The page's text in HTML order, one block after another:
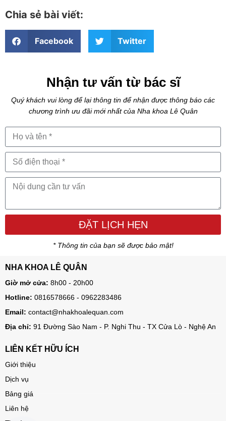
Chia sẻ bài viết:
Facebook Twitter
Nhận tư vấn từ bác sĩ
Quý khách vui lòng để lại thông tin để nhận được thông báo các
chương trình ưu đãi mới nhất của Nha khoa Lê Quân
ĐẶT LỊCH HẸN
* Thông tin của bạn sẽ được bảo mật!
NHA KHOA LÊ QUÂN
Giờ mở cửa: 8h00 - 20h00
Hotline: 0816578666 - 0962283486
Email: contact@nhakhoalequan.com
Địa chỉ: 91 Đường Sào Nam - P. Nghi Thu - TX Cửa Lò - Nghệ An
LIÊN KẾT HỮU ÍCH
Giới thiệu
Dịch vụ
Bảng giá
Liên hệ